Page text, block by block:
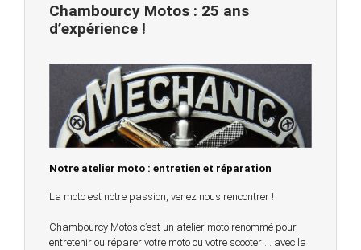
Chambourcy Motos : 25 ans
d’expérience !
Notre atelier moto : entretien et réparation
La moto est notre passion, venez nous rencontrer !
Chambourcy Motos c’est un atelier moto renommé pour
entretenir ou réparer votre moto ou votre scooter … avec la